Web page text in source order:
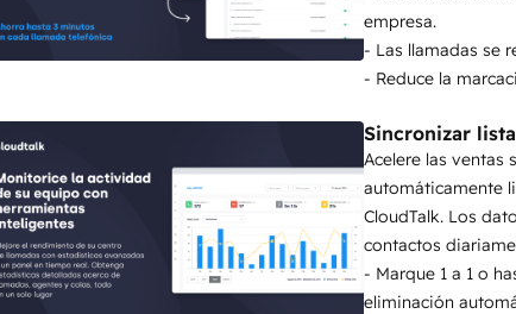
para evitar interrupciones de llamadas.
empresa.
- Las llamadas se
- Reduce la
Sincronizar
Acelere las ventas
automáticamente
CloudTalk. Los
contactos
- Marque 1 a 1 o
eliminación